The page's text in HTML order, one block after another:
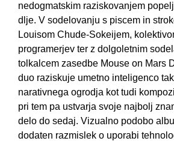
nedogmatskim raziskovanjem
dlje. V sodelovanju s piscem in
Louisom Chude-Sokeijem,
programerjev ter z dolgoletnim
tolkalcem zasedbe Mouse on Mars
duo raziskuje umetno inteligenco
narativnega ogrodja kot tudi
pri tem pa ustvarja svoje najbolj
delo do sedaj. Vizualno podobo
dodaten razmislek o uporabi